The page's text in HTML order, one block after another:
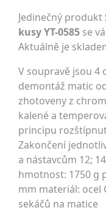
Jedinečný produkt
kusy YT-0585 se
Aktuálně je
V soupravě jsou 4
demontáž matic
zhotoveny z
kalené a
principu
Zakončení
a nástavcům 12;
hmotnost: 1750 g
mm materiál: ocel
sekáčů na matice